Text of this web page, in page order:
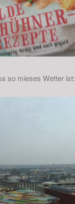
so mieses Wetter ist: